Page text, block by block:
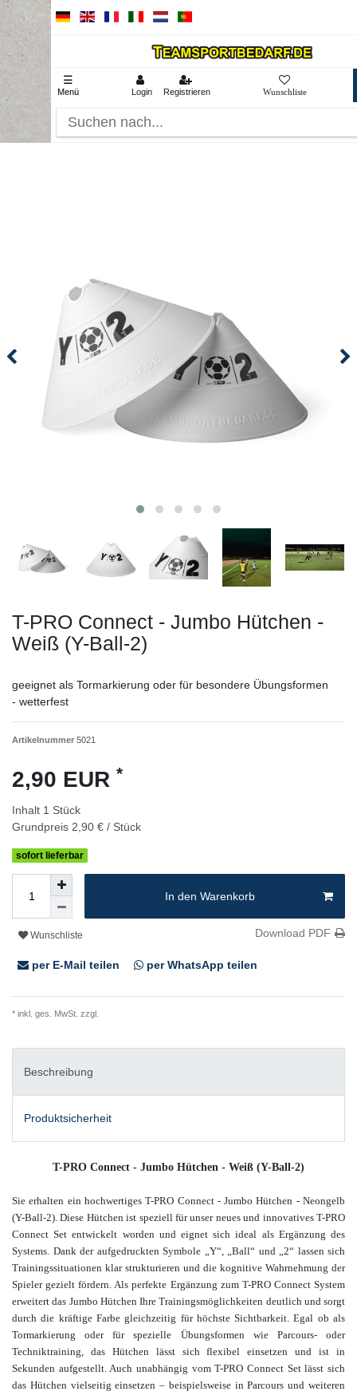
☰
Menü Login Registrieren
T-PRO Connect - Jumbo Hütchen -
Weiß (Y-Ball-2)
geeignet als Tormarkierung oder für besondere Übungsformen
- wetterfest
Artikelnummer 5021
2,90 EUR *
Inhalt 1 Stück
Grundpreis 2,90 € / Stück
sofort lieferbar
In den Warenkorb
Wunschliste Download PDF
per E-Mail teilen per WhatsApp teilen
* inkl. ges. MwSt. zzgl.
Beschreibung
Produktsicherheit
T-PRO Connect - Jumbo Hütchen - Weiß (Y-Ball-2)
Sie erhalten ein hochwertiges T-PRO Connect - Jumbo Hütchen - Neongelb
(Y-Ball-2). Diese Hütchen ist speziell für unser neues und innovatives T-PRO
Connect Set entwickelt worden und eignet sich ideal als Ergänzung des
Systems. Dank der aufgedruckten Symbole „Y“, „Ball“ und „2“ lassen sich
Trainingssituationen klar strukturieren und die kognitive Wahrnehmung der
Spieler gezielt fördern. Als perfekte Ergänzung zum T-PRO Connect System
erweitert das Jumbo Hütchen Ihre Trainingsmöglichkeiten deutlich und sorgt
durch die kräftige Farbe gleichzeitig für höchste Sichtbarkeit. Egal ob als
Tormarkierung oder für spezielle Übungsformen wie Parcours- oder
Techniktraining, das Hütchen lässt sich flexibel einsetzen und ist in
Sekunden aufgestellt. Auch unabhängig vom T-PRO Connect Set lässt sich
das Hütchen vielseitig einsetzen – beispielsweise in Parcours und weiteren